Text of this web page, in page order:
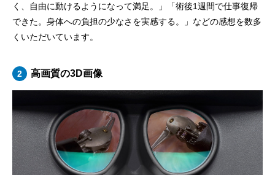
く、自由に動けるようになって満足。」「術後1週間で仕事復帰
できた。身体への負担の少なさを実感する。」などの感想を数多
くいただいています。
2 高画質の3D画像